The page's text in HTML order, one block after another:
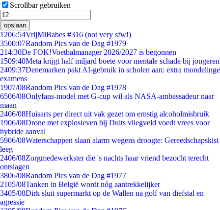
Scrollbar gebruiken
opslaan
1206:54VrijMiBabes #316 (not very sfw!)
3500:07Random Pics van de Dag #1979
214:30De FOK!Voetbalmanager 2026/2027 is begonnen
1509:40Meta krijgt half miljard boete voor mentale schade bij jongeren
2409:37Denemarken pakt AI-gebruik in scholen aan: extra mondelinge
examens
1907/08Random Pics van de Dag #1978
6506/08Onlyfans-model met G-cup wil als NASA-ambassadeur naar
maan
2406/08Huisarts per direct uit vak gezet om ernstig alcoholmisbruik
1906/08Drone met explosieven bij Duits vliegveld voedt vrees voor
hybride aanval
5906/08Waterschappen slaan alarm wegens droogte: Gereedschapskist
leeg
2406/08Zorgmedewerkster die 's nachts haar vriend bezocht terecht
ontslagen
3806/08Random Pics van de Dag #1977
2105/08Tanken in België wordt nóg aantrekkelijker
3405/08Dirk sluit supermarkt op de Wallen na golf van diefstal en
agressie